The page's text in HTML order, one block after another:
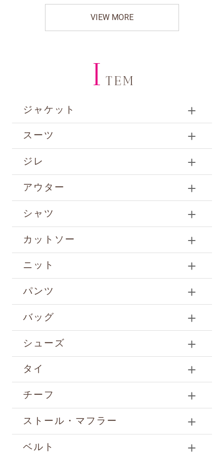
VIEW MORE
I TEM
ジャケット
スーツ
ジレ
アウター
シャツ
カットソー
ニット
パンツ
バッグ
シューズ
タイ
チーフ
ストール・マフラー
ベルト